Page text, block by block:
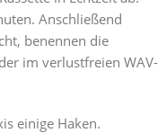
Anschließend
benennen die
im verlustfreien WAV-
einige Haken.